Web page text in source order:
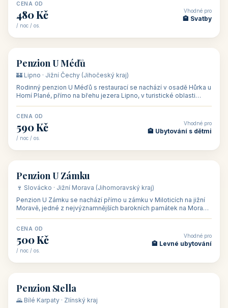
CENA OD
480 Kč
/ noc / os.
Vhodné pro
🏨 Svatby
🏡 penzion
Penzion U Méďů
🏰 Lipno · Jižní Čechy (Jihočeský kraj)
Rodinný penzion U Méďů s restaurací se nachází v osadě Hůrka u
Horní Plané, přímo na břehu jezera Lipno, v turistické oblasti
CENA OD
590 Kč
/ noc / os.
Vhodné pro
🏨 Ubytování s dětmi
🏡 penzion
Penzion U Zámku
🍷 Slovácko · Jižní Morava (Jihomoravský kraj)
Penzion U Zámku se nachází přímo u zámku v Miloticích na jižní
Moravě, jedné z nejvýznamnějších barokních památek na Moravě,
CENA OD
500 Kč
/ noc / os.
Vhodné pro
🏨 Levné ubytování
🏡 penzion
Penzion Stella
🌄 Bílé Karpaty · Zlínský kraj